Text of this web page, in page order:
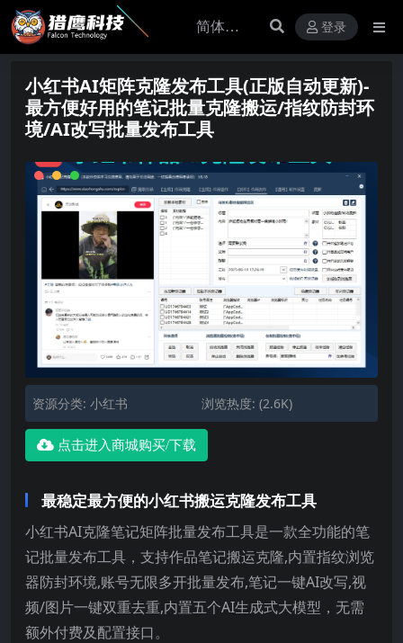
登录
小红书AI矩阵克隆发布工具(正版自动更新)-
最方便好用的笔记批量克隆搬运/指纹防封环
境/AI改写批量发布工具
资源分类: 小红书 浏览热度: (2.6K)
点击进入商城购买/下载
最稳定最方便的小红书搬运克隆发布工具
小红书AI克隆笔记矩阵批量发布工具是一款全功能的笔
记批量发布工具，支持作品笔记搬运克隆,内置指纹浏览
器防封环境,账号无限多开批量发布,笔记一键AI改写,视
频/图片一键双重去重,内置五个AI生成式大模型，无需
额外付费及配置接口。